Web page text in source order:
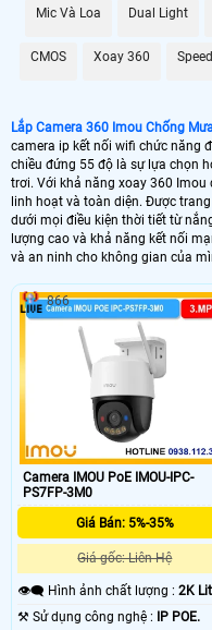
Với khả năng xoay 360 Imou độ
hoặc máy tính. Công nghệ IP
chất lượng video HD.
Mic Và Loa Dual Light
CMOS Xoay 360
Lắp Camera 360 Imou Chống
camera ip kết nối wifi chức năng
chiều đứng 55 độ là sự lựa chọn
trơi. Với khả năng xoay 360
linh hoạt và toàn diện. Được
dưới mọi điều kiện thời tiết từ
lượng cao và khả năng kết nối
và an ninh cho không gian của
Camera IMOU PoE IMOU-IPC-
PS7FP-3M0
Giá Bán: 5%-35%
Giá gốc: Liên Hệ
👁️‍🗨 Hình ảnh chất lượng : 2K
⚒ Sử dụng công nghệ :
IP POE.
866